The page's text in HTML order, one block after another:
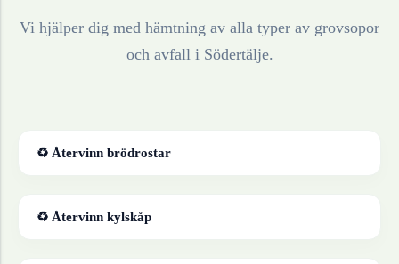
Vi hjälper dig med hämtning av alla typer av grovsopor
och avfall i Södertälje.
♻ Återvinn brödrostar
♻ Återvinn kylskåp